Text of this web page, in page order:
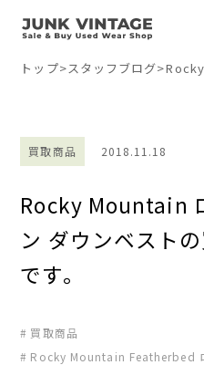
トップ>スタッフブログ>
買取商品 2018.11.18
Rocky Mountain
ン ダウンベスト
です。
買取商品
Rocky Mountain Featherbed